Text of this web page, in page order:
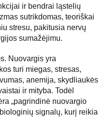
ir bendrai ląstelių
sutrikdomas, teoriškai
stresu, pakitusia nervų
sumažėjimu.
Nuovargis yra
turi miegas, stresas,
anemija, skydliaukės
ir mityba. Todėl
„pagrindinė nuovargio
signalų, kurį reikia